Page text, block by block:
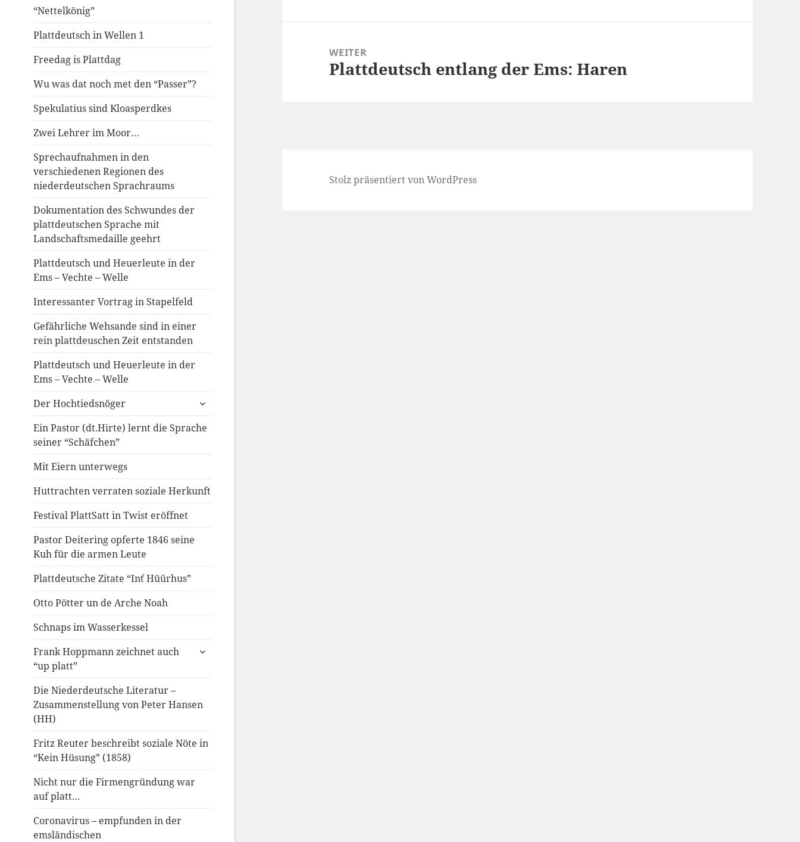
“Nettelkönig”
Plattdeutsch in Wellen 1
Freedag is Plattdag
Wu was dat noch met den “Passer”?
Spekulatius sind Kloasperdkes
Zwei Lehrer im Moor…
Sprechaufnahmen in den
verschiedenen Regionen des
niederdeutschen Sprachraums
Dokumentation des Schwundes der
plattdeutschen Sprache mit
Landschaftsmedaille geehrt
Plattdeutsch und Heuerleute in der
Ems – Vechte – Welle
Interessanter Vortrag in Stapelfeld
Gefährliche Wehsande sind in einer
rein plattdeuschen Zeit entstanden
Plattdeutsch und Heuerleute in der
Ems – Vechte – Welle
Der Hochtiedsnöger
untermenü
Ein Pastor (dt.Hirte) lernt die Sprache
seiner “Schäfchen”
Mit Eiern unterwegs
Huttrachten verraten soziale Herkunft
Festival PlattSatt in Twist eröffnet
Pastor Deitering opferte 1846 seine
Kuh für die armen Leute
Plattdeutsche Zitate “In´t Hüürhus”
Otto Pötter un de Arche Noah
Schnaps im Wasserkessel
Frank Hoppmann zeichnet auch
“up platt”
untermenü
Die Niederdeutsche Literatur –
Zusammenstellung von Peter Hansen
(HH)
Fritz Reuter beschreibt soziale Nöte in
“Kein Hüsung” (1858)
Nicht nur die Firmengründung war
auf platt…
Coronavirus – empfunden in der
emsländischen
WEITER
Nächster
Plattdeutsch entlang der Ems: Haren
Stolz präsentiert von WordPress